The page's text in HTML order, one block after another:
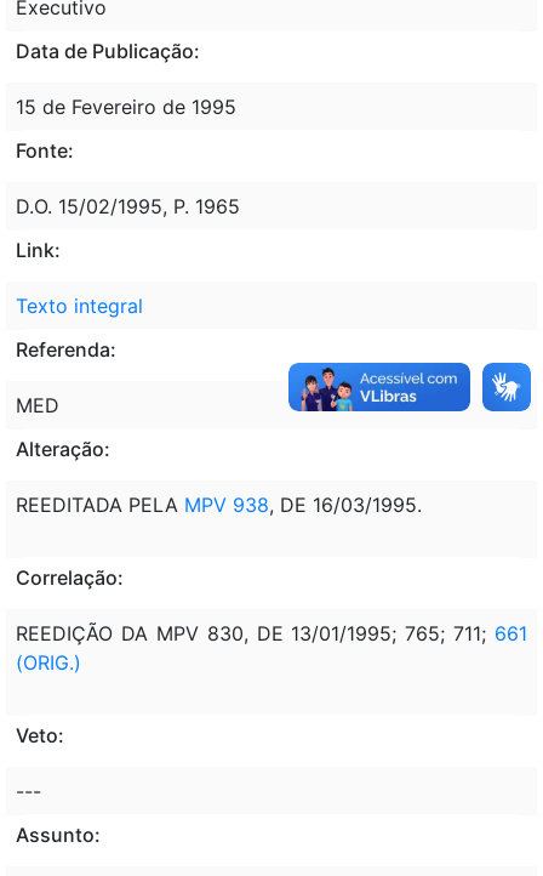
Executivo
Data de Publicação:
15 de Fevereiro de 1995
Fonte:
D.O. 15/02/1995, P. 1965
Link:
Texto integral
Referenda:
MED
Alteração:
REEDITADA PELA MPV 938, DE 16/03/1995.
Correlação:
REEDIÇÃO DA MPV 830, DE 13/01/1995; 765; 711; 661
(ORIG.)
Veto:
---
Assunto: